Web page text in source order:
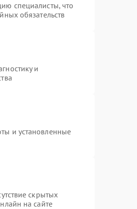
специалисты, что
обязательств
и
и установленные
скрытых
на сайте